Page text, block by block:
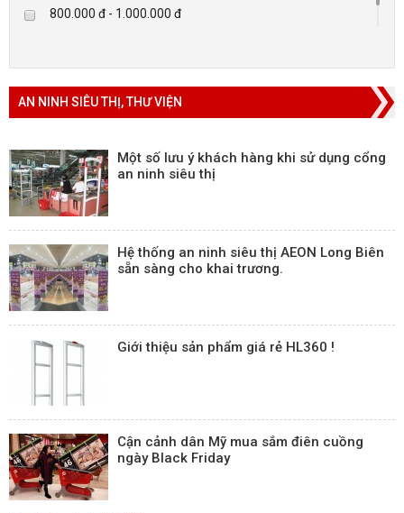
800.000 đ - 1.000.000 đ
AN NINH SIÊU THỊ, THƯ VIỆN
Một số lưu ý khách hàng khi sử dụng cổng
an ninh siêu thị
Hệ thống an ninh siêu thị AEON Long Biên
sẵn sàng cho khai trương.
Giới thiệu sản phẩm giá rẻ HL360 !
Cận cảnh dân Mỹ mua sắm điên cuồng
ngày Black Friday